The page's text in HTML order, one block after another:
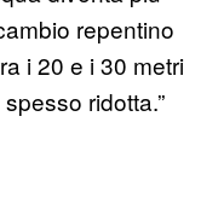
repentino
i 20 e i 30 metri
ridotta.”